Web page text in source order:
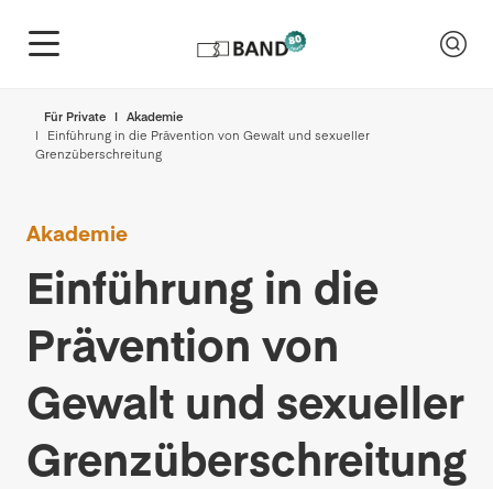
Für Private
Akademie
Einführung in die Prävention von Gewalt und sexueller
Grenzüberschreitung
Akademie
Einführung in die
Prävention von
Gewalt und sexueller
Grenzüberschreitung